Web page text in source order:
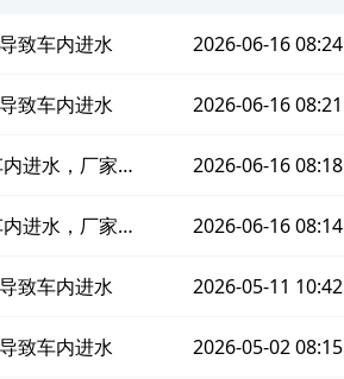
致车内进水 2026-06-16 08:24
致车内进水 2026-06-16 08:21
进水，厂家和4 2026-06-16 08:18
进水，厂家和4 2026-06-16 08:14
致车内进水 2026-05-11 10:42
致车内进水 2026-05-02 08:15